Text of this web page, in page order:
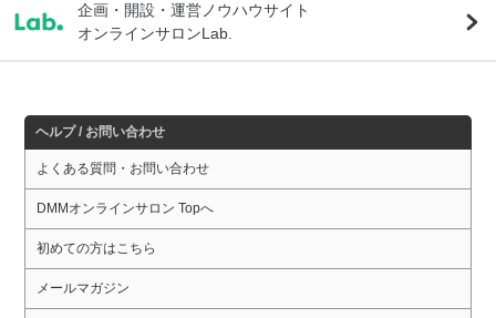
企画・開設・運営ノウハウサイト
オンラインサロンLab.
ヘルプ / お問い合わせ
よくある質問・お問い合わせ
DMMオンラインサロン Topへ
初めての方はこちら
メールマガジン